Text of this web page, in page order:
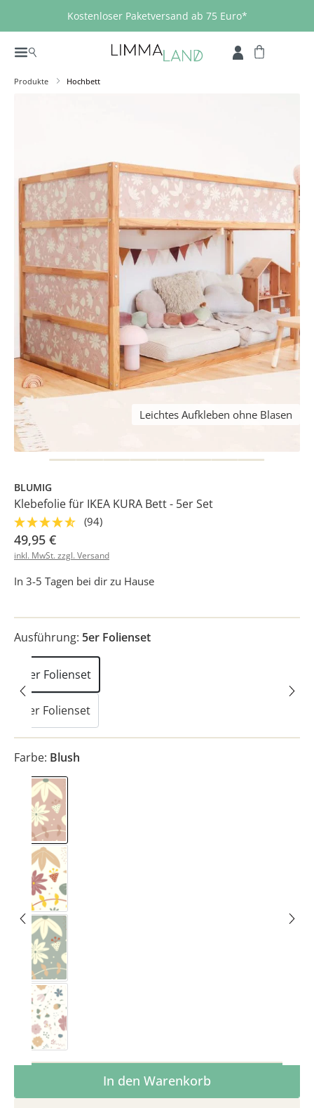
Zum Hauptinhalt springen
Kostenloser Paketversand ab 75 Euro*
Produkte Hochbett
Leichtes Aufkleben ohne Blasen
BLUMIG
Klebefolie für IKEA KURA Bett - 5er Set
(94)
49,95 €
inkl. MwSt. zzgl. Versand
In 3-5 Tagen bei dir zu Hause
Ausführung: 5er Folienset
5er Folienset
2er Folienset
Farbe: Blush
Blush
Bunt
Eukalyptus
Rosa/Blau
Produkt Anzahl: Gib den gewünschten
In den Warenkorb